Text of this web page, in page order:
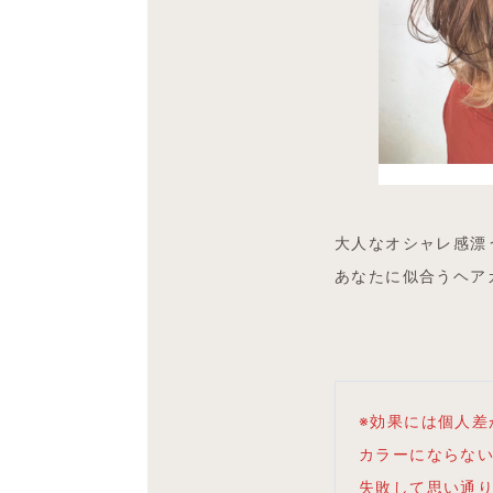
大人なオシャレ感
あなたに似合うヘ
※効果には個人
カラーにならな
失敗して思い通